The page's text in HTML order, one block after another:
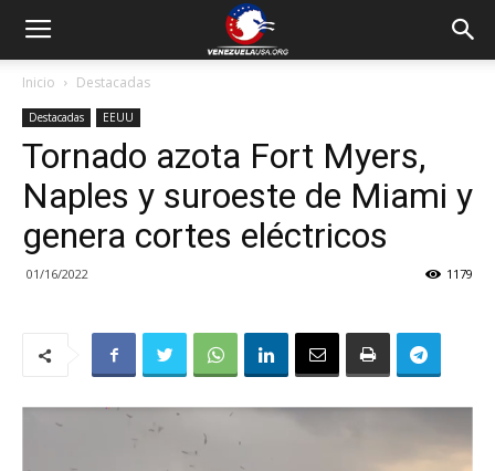
Inicio Destacadas
Destacadas EEUU
Tornado azota Fort Myers,
Naples y suroeste de Miami y
genera cortes eléctricos
01/16/2022 1179